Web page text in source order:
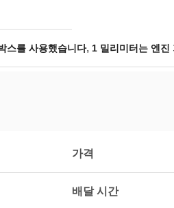
스를 사용했습니다, 1 밀리미터는 엔진
가격
배달 시간